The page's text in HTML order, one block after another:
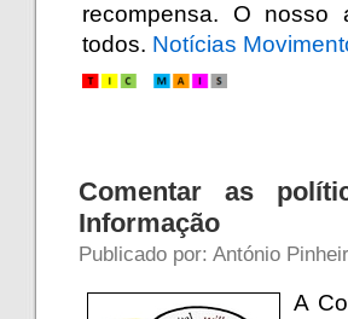
recompensa. O nosso
todos. Notícias
Comentar as
Informação
Publicado por: António
A